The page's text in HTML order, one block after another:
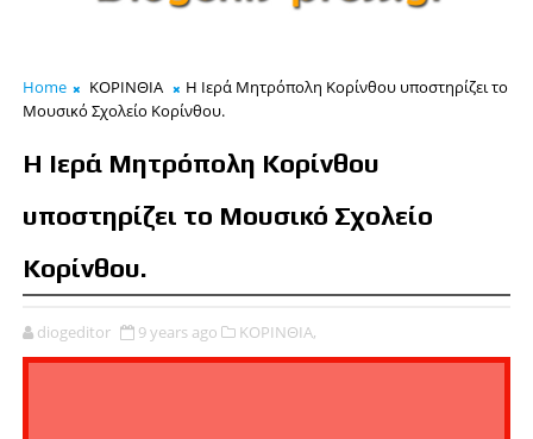
Home ΚΟΡΙΝΘΙΑ
Η Ιερά Μητρόπολη Κορίνθου υποστηρίζει το
Μουσικό Σχολείο Κορίνθου.
Η Ιερά Μητρόπολη Κορίνθου
υποστηρίζει το Μουσικό Σχολείο
Κορίνθου.
diogeditor 9 years ago ΚΟΡΙΝΘΙΑ,